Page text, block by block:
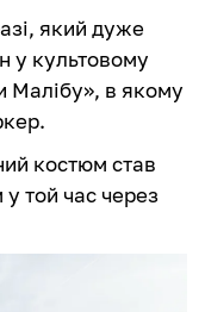
який дуже
у культовому
Малібу», в якому
костюм став
той час через